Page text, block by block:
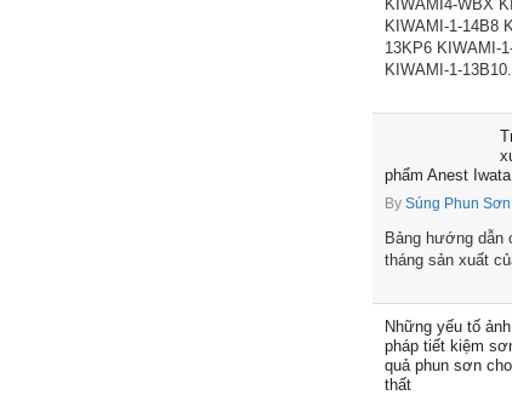
KIWAMI4-WBX
KIWAMI-1-14B8
13KP6 KIWAMI-
KIWAMI-1-
phẩm Anest Iwata
By Súng Phun Sơn
Bảng hướng dẫn
tháng sản xuất
Những yếu tố
pháp tiết kiệm
quả phun sơn
thất